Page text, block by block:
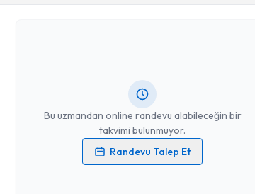
Takvim Talebini Gönder
Bu uzmandan online randevu alabileceğin bir
takvimi bulunmuyor.
Randevu Talep Et
Kişisel verilerimin işlenmesine ilişkinAydınlatma Metni